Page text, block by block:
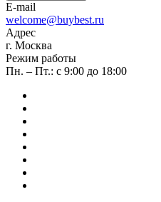
E-mail
welcome@buybest.ru
Адрес
г. Москва
Режим работы
Пн. – Пт.: с 9:00 до 18:00